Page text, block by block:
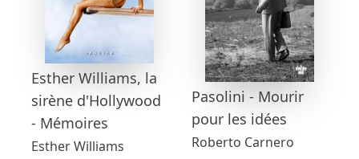
Esther Williams, la
sirène d'Hollywood
- Mémoires
Esther Williams
Pasolini - Mourir
pour les idées
Roberto Carnero